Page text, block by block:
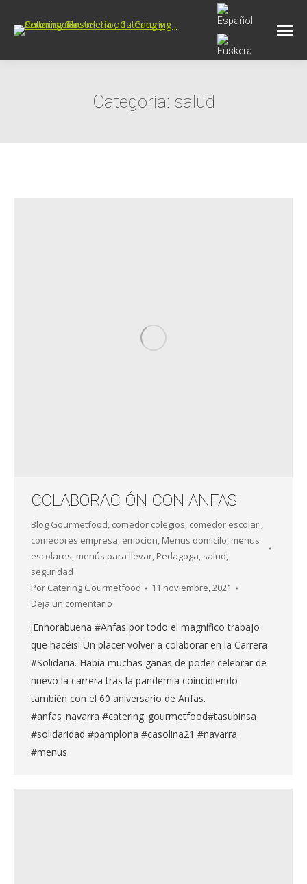
Categoría: salud
COLABORACIÓN CON ANFAS
Blog Gourmetfood, comedor colegios, comedor escolar.,
comedores empresa, emocion, Menus domicilo, menus
escolares, menús para llevar, Pedagoga, salud,
seguridad
Por Catering Gourmetfood
11 noviembre, 2021
Deja un comentario
¡Enhorabuena #Anfas por todo el magnífico trabajo
que hacéis! Un placer volver a colaborar en la Carrera
#Solidaria. Había muchas ganas de poder celebrar de
nuevo la carrera tras la pandemia coincidiendo
también con el 60 aniversario de Anfas.
#anfas_navarra #catering_gourmetfood#tasubinsa
#solidaridad #pamplona #casolina21 #navarra
#menus